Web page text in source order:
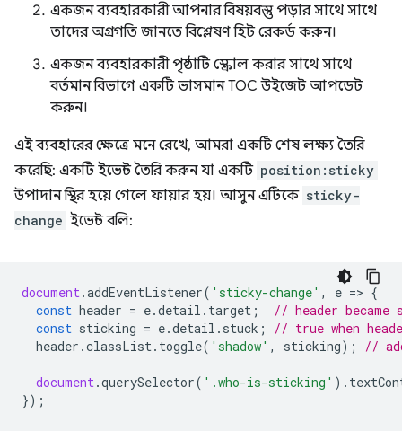
একজন ব্যবহারকারী আপনার বিষয়বস্তু পড়ার সাথে সাথে
তাদের অগ্রগতি জানতে বিশ্লেষণ হিট রেকর্ড করুন।
একজন ব্যবহারকারী পৃষ্ঠাটি স্ক্রোল করার সাথে সাথে
বর্তমান বিভাগে একটি ভাসমান TOC উইজেট আপডেট
করুন।
এই ব্যবহারের ক্ষেত্রে মনে রেখে, আমরা একটি শেষ লক্ষ্য তৈরি
করেছি: একটি ইভেন্ট তৈরি করুন যা একটি position:sticky
উপাদান স্থির হয়ে গেলে ফায়ার হয়। আসুন এটিকে sticky-
change ইভেন্ট বলি:
document .addEventListener( 'sticky-change' , e => {
const header = e.detail . target ;
// header
const sticking = e.detail . stuck ;
// true when
header .classList . toggle( 'shadow' , sticking); //
document .querySelector( '.who-is-sticking' ).
});